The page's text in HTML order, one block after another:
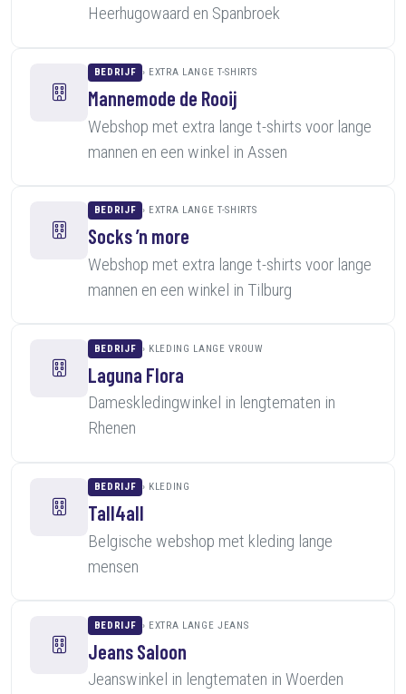
Heerhugowaard en Spanbroek
BEDRIJF EXTRA LANGE T-SHIRTS
Mannemode de Rooij
Webshop met extra lange t-shirts voor lange
mannen en een winkel in Assen
BEDRIJF EXTRA LANGE T-SHIRTS
Socks ’n more
Webshop met extra lange t-shirts voor lange
mannen en een winkel in Tilburg
BEDRIJF KLEDING LANGE VROUW
Laguna Flora
Dameskledingwinkel in lengtematen in
Rhenen
BEDRIJF KLEDING
Tall4all
Belgische webshop met kleding lange
mensen
BEDRIJF EXTRA LANGE JEANS
Jeans Saloon
Jeanswinkel in lengtematen in Woerden